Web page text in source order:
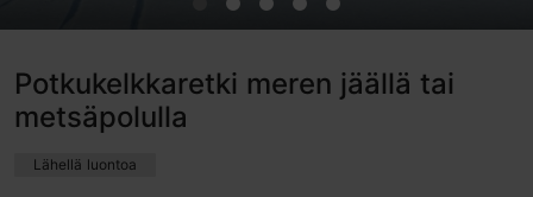
Potkukelkkaretki meren jäällä tai
metsäpolulla
Lähellä luontoa